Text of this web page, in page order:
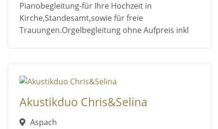
Pianobegleitung-für Ihre Hochzeit in
Kirche,Standesamt,sowie für freie
Trauungen.Orgelbegleitung ohne Aufpreis inkl
Akustikduo Chris&Selina
Aspach